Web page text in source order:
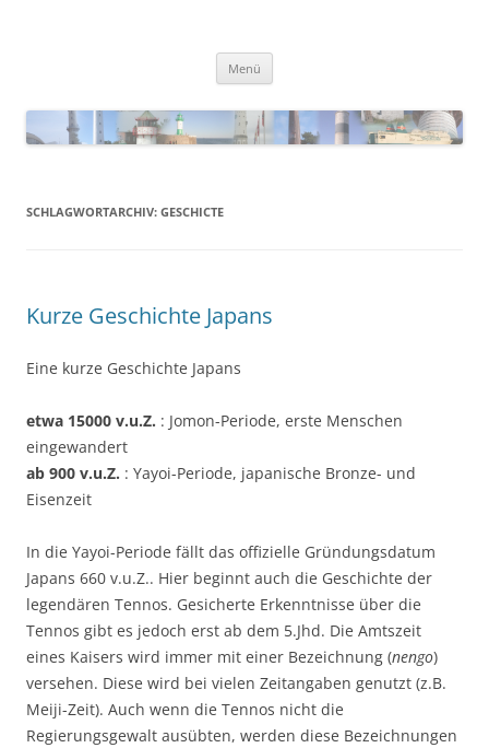
Menü
SCHLAGWORTARCHIV: GESCHICTE
Kurze Geschichte Japans
Eine kurze Geschichte Japans
etwa 15000 v.u.Z. : Jomon-Periode, erste Menschen
eingewandert
ab 900 v.u.Z. : Yayoi-Periode, japanische Bronze- und
Eisenzeit
In die Yayoi-Periode fällt das offizielle Gründungsdatum
Japans 660 v.u.Z.. Hier beginnt auch die Geschichte der
legendären Tennos. Gesicherte Erkenntnisse über die
Tennos gibt es jedoch erst ab dem 5.Jhd. Die Amtszeit
eines Kaisers wird immer mit einer Bezeichnung (nengo)
versehen. Diese wird bei vielen Zeitangaben genutzt (z.B.
Meiji-Zeit). Auch wenn die Tennos nicht die
Regierungsgewalt ausübten, werden diese Bezeichnungen